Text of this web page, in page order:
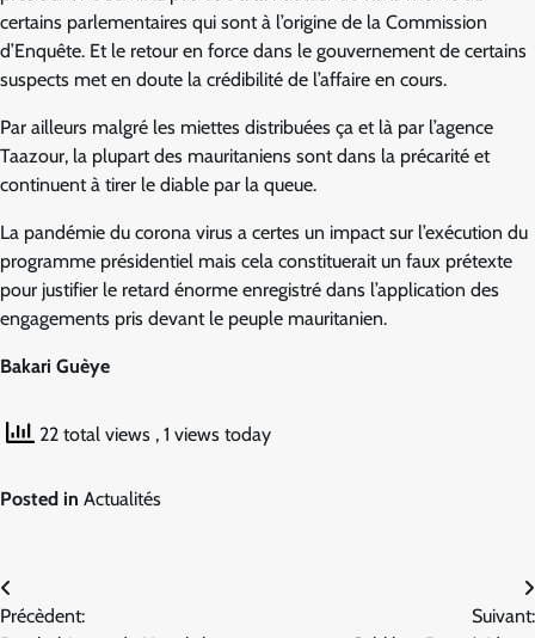
certains parlementaires qui sont à l’origine de la Commission
d’Enquête. Et le retour en force dans le gouvernement de certains
suspects met en doute la crédibilité de l’affaire en cours.
Par ailleurs malgré les miettes distribuées ça et là par l’agence
Taazour, la plupart des mauritaniens sont dans la précarité et
continuent à tirer le diable par la queue.
La pandémie du corona virus a certes un impact sur l’exécution du
programme présidentiel mais cela constituerait un faux prétexte
pour justifier le retard énorme enregistré dans l’application des
engagements pris devant le peuple mauritanien.
Bakari Guèye
22 total views , 1 views today
Posted in Actualités
Navigation
Précèdent:
Suivant: